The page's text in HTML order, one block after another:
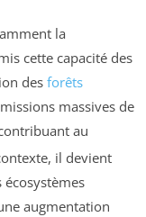
la
cette capacité des
des forêts
massives de
au
il devient
augmentation